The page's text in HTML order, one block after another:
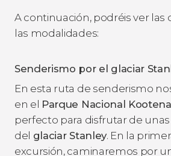
A continuación, podréis ver las
las modalidades:
Senderismo por el glaciar
En esta ruta de senderismo
en el Parque Nacional
perfecto para disfrutar de
del glaciar Stanley. En la
excursión, caminaremos por